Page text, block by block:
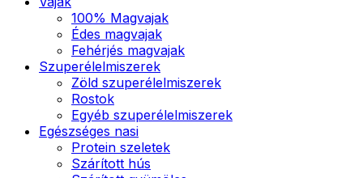
100% Magvajak
Édes magvajak
Fehérjés magvajak
Szuperélelmiszerek
Zöld szuperélelmiszerek
Rostok
Egyéb szuperélelmiszerek
Egészséges nasi
Protein szeletek
Szárított hús